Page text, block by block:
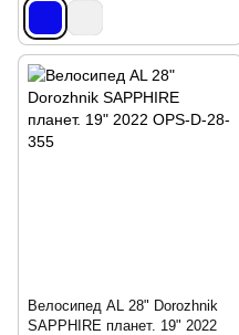
Велосипед AL 28" Dorozhnik
SAPPHIRE планет. 19" 2022